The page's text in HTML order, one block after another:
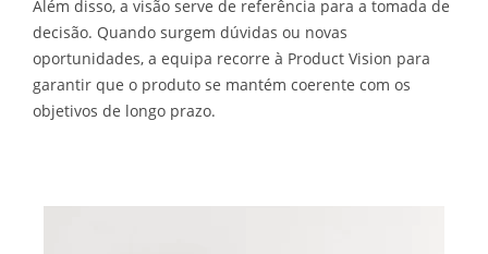
Além disso, a visão serve de referência para a tomada de
decisão. Quando surgem dúvidas ou novas
oportunidades, a equipa recorre à Product Vision para
garantir que o produto se mantém coerente com os
objetivos de longo prazo.